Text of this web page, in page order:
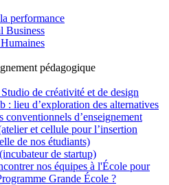
performance
Business
pédagogique
de créativité et de design
: lieu d’exploration des alternatives
conventionnels d’enseignement
et cellule pour l’insertion
de nos étudiants)
de startup)
nos équipes à l'École pour
Grande École ?